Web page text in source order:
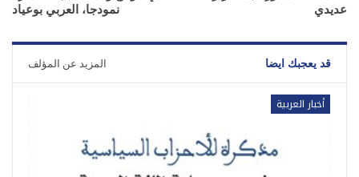
عديدي
نمودجا، العربي بوعياد
قد يعجبك ايضا المزيد عن المؤلف
أخبار العربية